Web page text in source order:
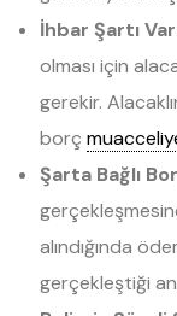
İhbar Şartı
olması için
gerekir.
borç
Şarta Bağlı
alındığında
gerçekleştiği